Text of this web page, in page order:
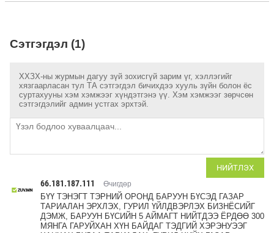
Сэтгэгдэл (1)
ХХЗХ-ны журмын дагуу зүй зохисгүй зарим үг, хэллэгийг
хязгаарласан тул ТА сэтгэгдэл бичихдээ хууль зүйн болон ёс
суртахууны хэм хэмжээг хүндэтгэнэ үү. Хэм хэмжээг зөрчсөн
сэтгэгдэлийг админ устгах эрхтэй.
НИЙТЛЭХ
66.181.187.111 Өчигдөр
БҮҮ ТЭНЭГТ ТЭРНИЙ ОРОНД БАРУУН БҮСЭД ГАЗАР
ТАРИАЛАН ЭРХЛЭХ, ГУРИЛ ҮЙЛДВЭРЛЭХ БИЗНЁСИЙГ
ДЭМЖ, БАРУУН БҮСИЙН 5 АЙМАГТ НИЙТДЭЭ ЁРДӨӨ 300
МЯНГА ГАРУЙХАН ХҮН БАЙДАГ ТЭДГИЙ ХЭРЭНУЭЭГ